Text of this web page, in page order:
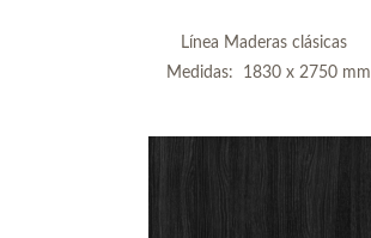
Línea Maderas clásicas
Medidas: 1830 x 2750 mm